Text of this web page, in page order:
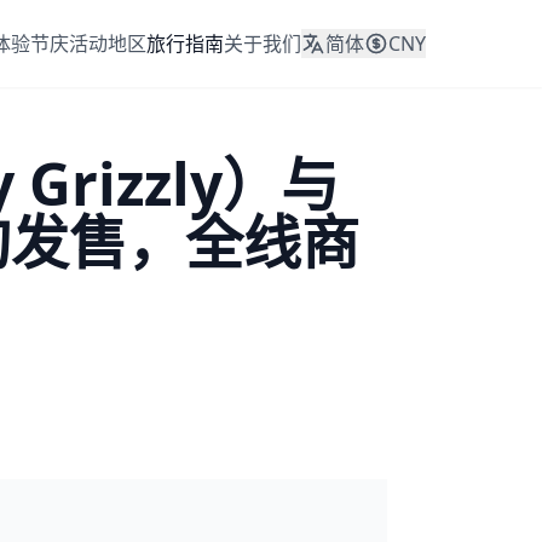
验节庆活动地区旅行指南关于我们 简体 CNY
）与
售，全线商